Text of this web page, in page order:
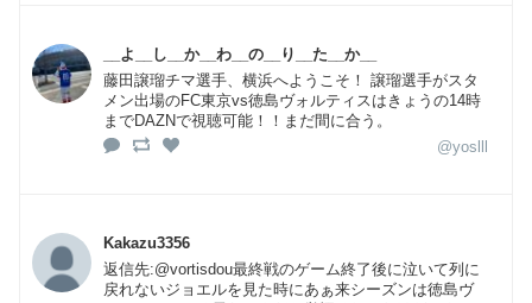
__よ__し__か__わ__の__り__た__か__
藤田譲瑠チマ選手、横浜へようこそ！ 譲瑠選手がスタ
メン出場のFC東京vs徳島ヴォルティスはきょうの14時
までDAZNで視聴可能！！まだ間に合う。
@yoslll
Kakazu3356
返信先:@vortisdou最終戦のゲーム終了後に泣いて列に
戻れないジョエルを見た時にあぁ来シーズンは徳島ヴ